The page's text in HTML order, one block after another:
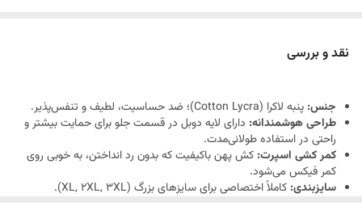
نقد و بررسی
جنس: پنبه لاکرا (Cotton Lycra)؛ ضد حساسیت، لطیف و تنفس‌پذیر.
طراحی هوشمندانه: دارای لایه دوبل در قسمت جلو برای حمایت بیشتر و
راحتی در استفاده طولانی‌مدت.
کمر کشی اسپرت: کش پهن باکیفیت که بدون رد انداختن، به خوبی روی
کمر فیکس می‌شود.
سایزبندی: کاملاً اختصاصی برای سایزهای بزرگ (XL, 2XL, 3XL).